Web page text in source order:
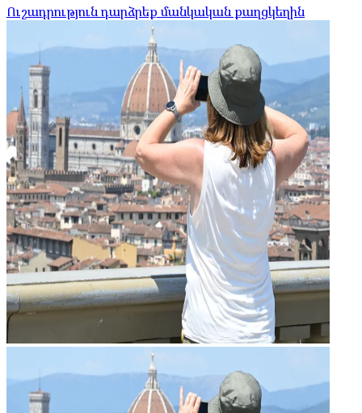
Ուշադրություն դարձրեք մանկական քաղցկեղին